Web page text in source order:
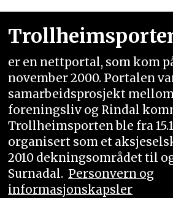
er en nettportal, som kom
november 2000. Portalen
samarbeidsprosjekt
foreningsliv og Rindal
Trollheimsporten ble fra
organisert som et
2010 dekningsområdet til
Surnadal. Personvern og
informasjonskapsler